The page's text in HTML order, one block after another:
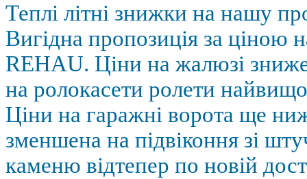
Теплі літні знижки на нашу
Вигідна пропозиція за ціною
REHAU. Ціни на жалюзі
на ролокасети ролети
Ціни на гаражні ворота ще
зменшена на підвіконня зі
каменю відтепер по новій